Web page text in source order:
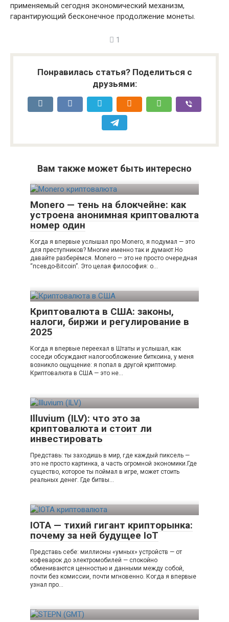
применяемый сегодня экономический механизм,
гарантирующий бесконечное продолжение монеты.
1
Понравилась статья? Поделиться с
друзьями:
Вам также может быть интересно
Monero — тень на блокчейне: как
устроена анонимная криптовалюта
номер один
Когда я впервые услышал про Monero, я подумал — это
для преступников? Многие именно так и думают.Но
давайте разберёмся. Monero — это не просто очередная
“псевдо-Bitcoin”. Это целая философия: о…
Криптовалюта в США: законы,
налоги, биржи и регулирование в
2025
Когда я впервые переехал в Штаты и услышал, как
соседи обсуждают налогообложение биткоина, у меня
возникло ощущение: я попал в другой криптомир.
Криптовалюта в США — это не…
Illuvium (ILV): что это за
криптовалюта и стоит ли
инвестировать
Представь: ты заходишь в мир, где каждый пиксель —
это не просто картинка, а часть огромной экономики.Где
существо, которое ты поймал в игре, может стоить
реальных денег. Где битвы…
IOTA — тихий гигант крипторынка:
почему за ней будущее IoT
Представь себе: миллионы «умных» устройств — от
кофеварок до электромобилей — спокойно
обмениваются ценностью и данными между собой,
почти без комиссии, почти мгновенно. Когда я впервые
узнал про…